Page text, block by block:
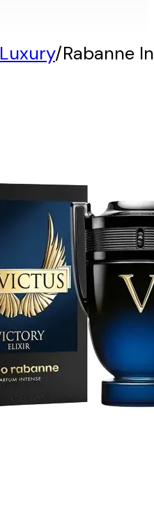
Luxury/Rabanne